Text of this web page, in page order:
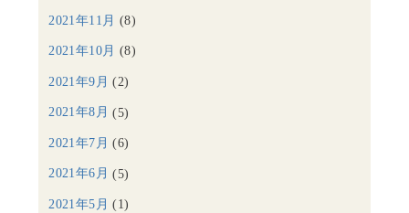
2021年11月 (8)
2021年10月 (8)
2021年9月 (2)
2021年8月 (5)
2021年7月 (6)
2021年6月 (5)
2021年5月 (1)